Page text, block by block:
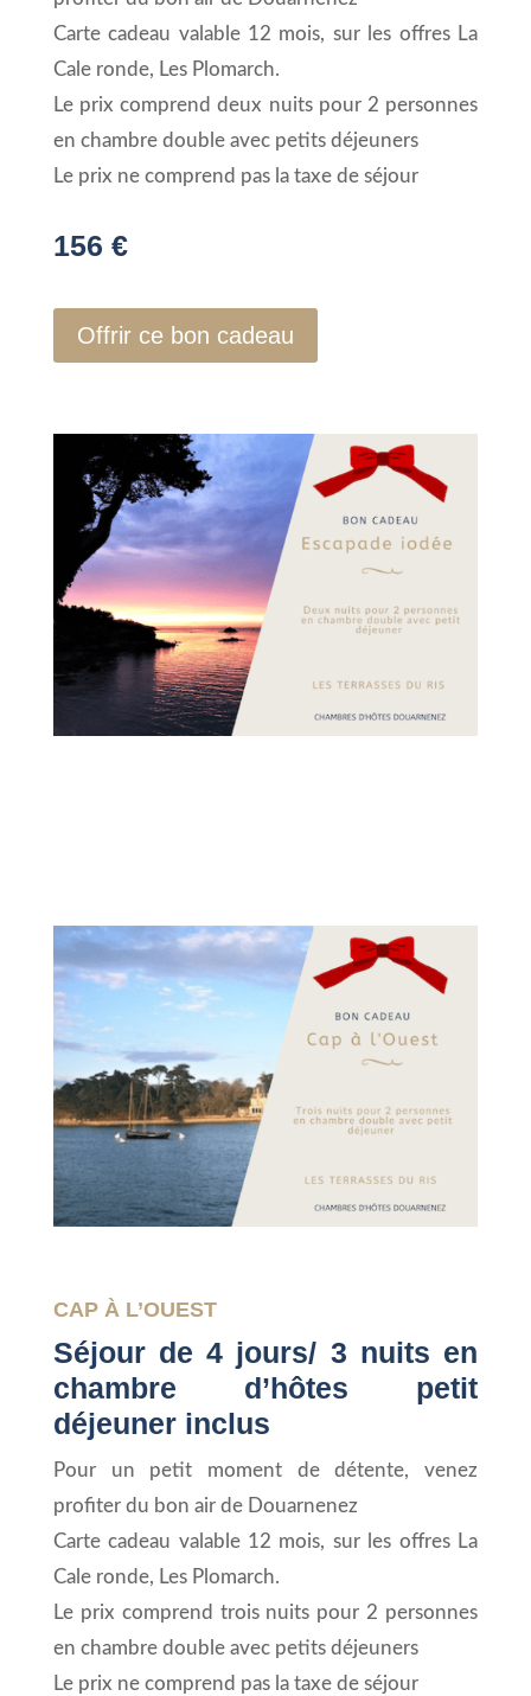
Carte cadeau valable 12 mois, sur les offres La
Cale ronde, Les Plomarch.
Le prix comprend deux nuits pour 2 personnes
en chambre double avec petits déjeuners
Le prix ne comprend pas la taxe de séjour
156 €
Offrir ce bon cadeau
CAP À L’OUEST
Séjour de 4 jours/ 3 nuits en
chambre d’hôtes petit
déjeuner inclus
Pour un petit moment de détente, venez
profiter du bon air de Douarnenez
Carte cadeau valable 12 mois, sur les offres La
Cale ronde, Les Plomarch.
Le prix comprend trois nuits pour 2 personnes
en chambre double avec petits déjeuners
Le prix ne comprend pas la taxe de séjour